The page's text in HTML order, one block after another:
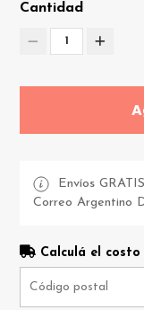
Cantidad
1
Envíos
Correo Argentino
Calculá el costo